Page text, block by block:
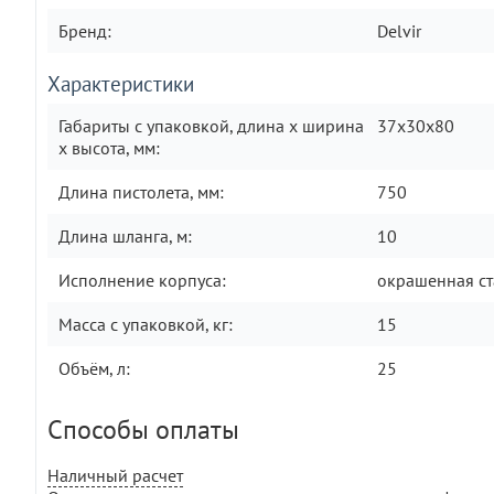
Бренд: Delvir
Характеристики
Габариты с упаковкой, длина x ширина
x высота, мм:
37х30х80
Длина пистолета, мм:
750
Длина шланга, м:
10
Исполнение корпуса:
окрашенная
Масса с упаковкой, кг:
15
Объём, л:
25
Способы оплаты
Наличный расчет